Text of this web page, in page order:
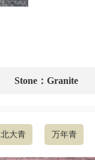
Stone：Granite
北大青 万年青